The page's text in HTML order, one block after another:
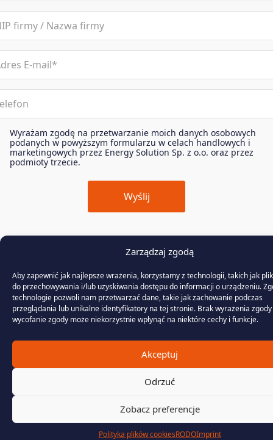
Zarządzaj zgodą
Aby zapewnić jak najlepsze wrażenia, korzystamy z technologii, takich jak
do przechowywania i/lub uzyskiwania dostępu do informacji o urządzeniu.
technologie pozwoli nam przetwarzać dane, takie jak zachowanie podczas
przeglądania lub unikalne identyfikatory na tej stronie. Brak wyrażenia
wycofanie zgody może niekorzystnie wpłynąć na niektóre cechy i funkcje.
Akceptuj
Odrzuć
Zobacz preferencje
Polityka plików cookiesRODOImprint
Wyrażam zgodę na przetwarzanie moich danych osobowych
podanych w powyższym formularzu w celach handlowych i
marketingowych przez Energy Solution Sp. z o.o. oraz przez
podmioty trzecie.
wykonamy
profesjonalne raporty
dla Twojej firmy!